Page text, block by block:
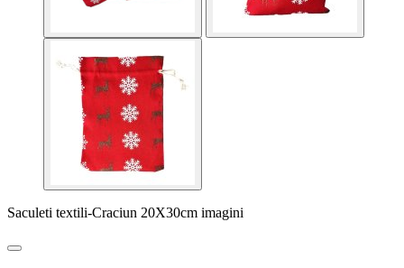
Saculeti textili-Craciun 20X30cm imagini